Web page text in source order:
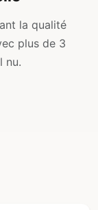
la qualité
plus de 3
nu.